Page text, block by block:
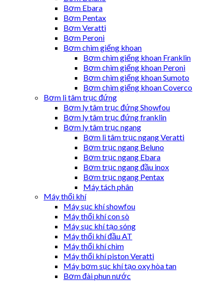
Bơm Ebara
Bơm Pentax
Bơm Veratti
Bơm Peroni
Bơm chìm giếng khoan
Bơm chìm giếng khoan Franklin
Bơm chìm giếng khoan Peroni
Bơm chìm giếng khoan Sumoto
Bơm chìm giếng khoan Coverco
Bơm li tâm trục đứng
Bơm ly tâm trục đứng Showfou
Bơm ly tâm trục đứng franklin
Bơm ly tâm trục ngang
Bơm li tâm trục ngang Veratti
Bơm trục ngang Beluno
Bơm trục ngang Ebara
Bơm trục ngang đầu inox
Bơm trục ngang Pentax
Máy tách phân
Máy thổi khí
Máy sục khí showfou
Máy thổi khí con sò
Máy sục khí tạo sóng
Máy thổi khí đầu AT
Máy thổi khí chìm
Máy thổi khí piston Veratti
Máy bơm sục khí tạo oxy hòa tan
Bơm đài phun nước